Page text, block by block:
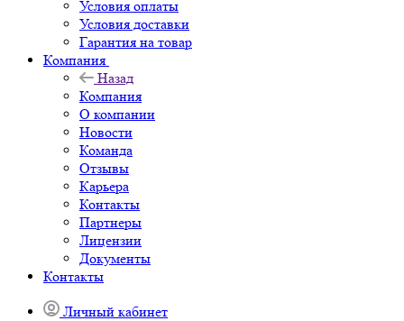
Условия оплаты
Условия доставки
Гарантия на товар
Компания
Назад
Компания
О компании
Новости
Команда
Отзывы
Карьера
Контакты
Партнеры
Лицензии
Документы
Контакты
Личный кабинет